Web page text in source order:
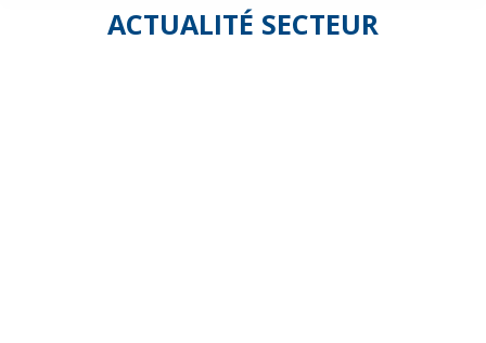
ACTUALITÉ SECTEUR